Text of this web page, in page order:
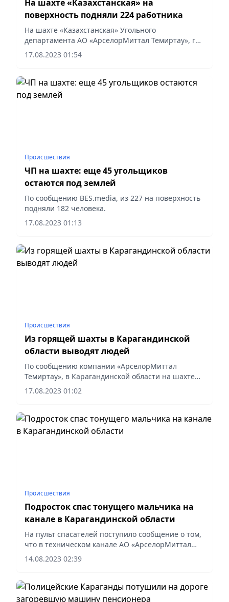
На шахте «Казахстанская» на
поверхность подняли 224 работника
На шахте «Казахстанская» Угольного
департамента АО «АрселорМиттал Темиртау», где
произошёл пожар под землёй, вывели на
поверхность 224 работника.
17.08.2023 01:54
Происшествия
ЧП на шахте: еще 45 угольщиков
остаются под землей
По сообщению BES.media, из 227 на поверхность
подняли 182 человека.
17.08.2023 01:13
Происшествия
Из горящей шахты в Карагандинской
области выводят людей
По сообщению компании «АрселорМиттал
Темиртау», в Карагандинской области на шахте
«Казахстанская» Угольного департамента АО
«АрселорМиттал Темиртау» из-за возгорания
17.08.2023 01:02
Происшествия
Подросток спас тонущего мальчика на
канале в Карагандинской области
На пульт спасателей поступило сообщение о том,
что в техническом канале АО «АрселорМиттал
Темиртау» тонет ребенок. Незамедлительно к
месту происшествия выехали спасатели и
14.08.2023 02:39